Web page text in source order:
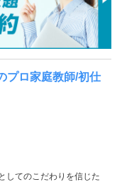
プロ家庭教師/初仕
してのこだわりを信じた